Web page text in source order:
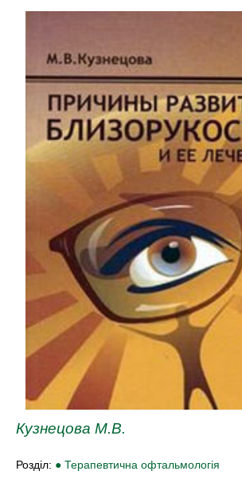
Кузнецова М.В.
Розділ: ● Терапевтична офтальмологія